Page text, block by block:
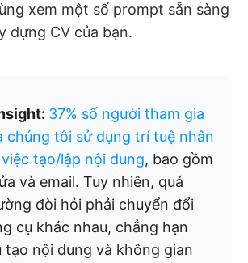
xem một số prompt sẵn sàng
dựng CV của bạn.
37% số người tham gia
chúng tôi sử dụng trí tuệ nhân
tạo/lập nội dung, bao gồm
và email. Tuy nhiên, quá
đòi hỏi phải chuyển đổi
cụ khác nhau, chẳng hạn
tạo nội dung và không gian